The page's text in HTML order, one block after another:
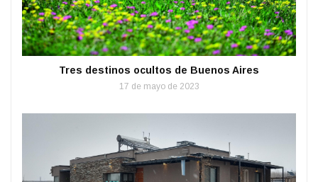
Tres destinos ocultos de Buenos Aires
17 de mayo de 2023